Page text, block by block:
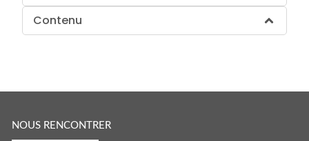
Contenu
NOUS RENCONTRER